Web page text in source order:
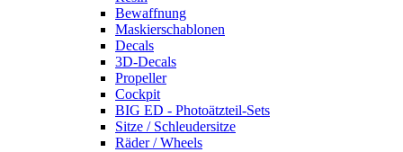
Bewaffnung
Maskierschablonen
Decals
3D-Decals
Propeller
Cockpit
BIG ED - Photoätzteil-Sets
Sitze / Schleudersitze
Räder / Wheels